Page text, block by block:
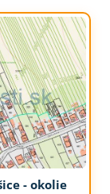
- okolie